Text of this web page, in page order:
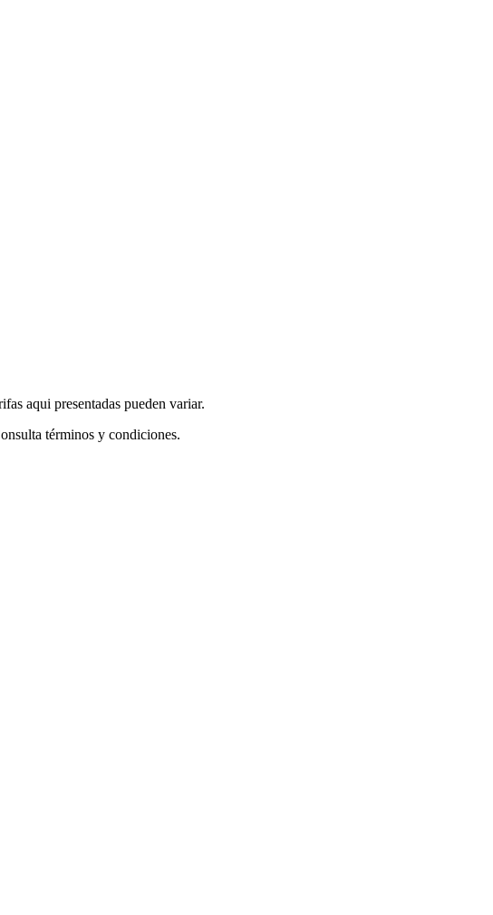
aqui presentadas pueden variar.
términos y condiciones.